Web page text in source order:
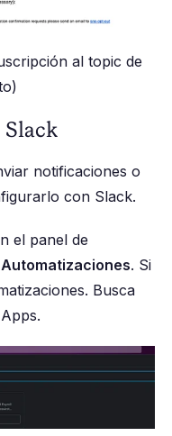
al topic de
notificaciones o
con Slack.
el panel de
Automatizaciones. Si
Busca